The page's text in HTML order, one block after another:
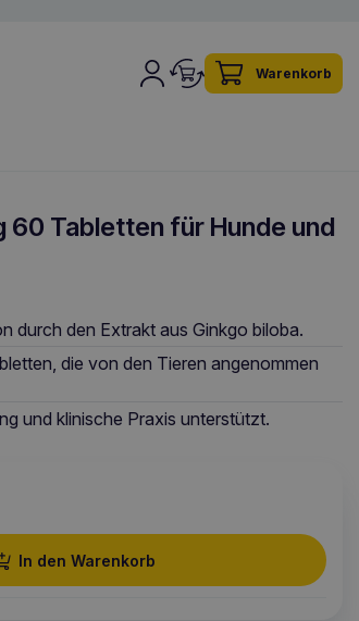
Warenkorb
60 Tabletten für Hunde und
durch den Extrakt aus Ginkgo biloba.
die von den Tieren angenommen
und klinische Praxis unterstützt.
In den Warenkorb